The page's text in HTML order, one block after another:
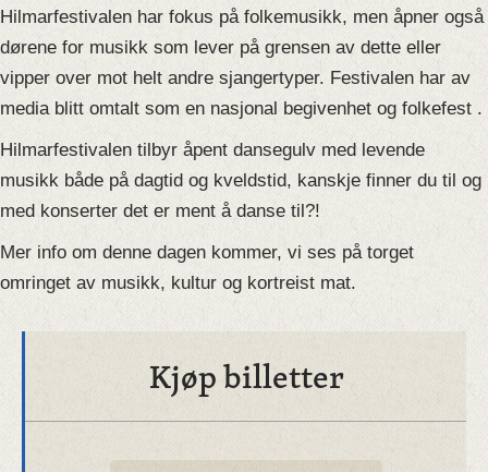
Hilmarfestivalen har fokus på folkemusikk, men åpner også
dørene for musikk som lever på grensen av dette eller
vipper over mot helt andre sjangertyper. Festivalen har av
media blitt omtalt som en nasjonal begivenhet og folkefest .
Hilmarfestivalen tilbyr åpent dansegulv med levende
musikk både på dagtid og kveldstid, kanskje finner du til og
med konserter det er ment å danse til?!
Mer info om denne dagen kommer, vi ses på torget
omringet av musikk, kultur og kortreist mat.
Kjøp billetter